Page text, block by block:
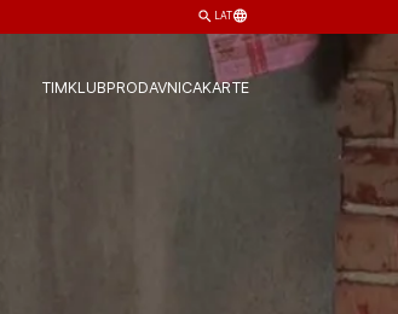
LAT
TIMKLUBPRODAVNICAKARTE